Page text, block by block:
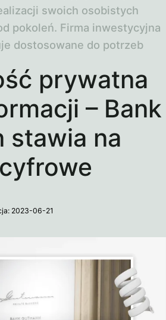
prywatna
– Bank
stawia na
swoich osobistych
pokoleń. Firma inwestycyjna
dostosowane do potrzeb
2023-06-21